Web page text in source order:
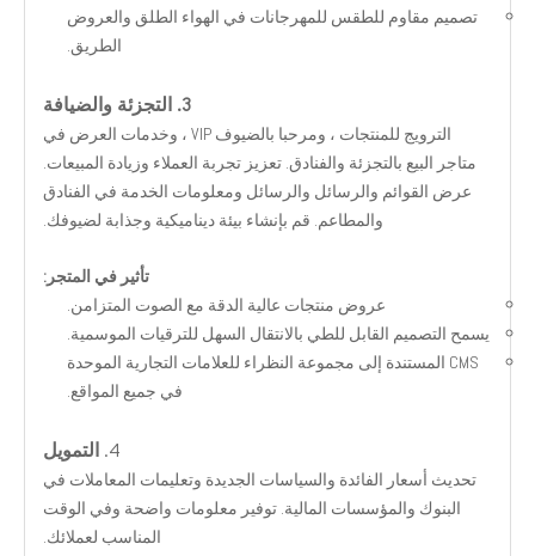
تصميم مقاوم للطقس للمهرجانات في الهواء الطلق والعروض
الطريق.
3. التجزئة والضيافة
الترويج للمنتجات ، ومرحبا بالضيوف VIP ، وخدمات العرض في
متاجر البيع بالتجزئة والفنادق. تعزيز تجربة العملاء وزيادة المبيعات.
عرض القوائم والرسائل والرسائل ومعلومات الخدمة في الفنادق
والمطاعم. قم بإنشاء بيئة ديناميكية وجذابة لضيوفك.
تأثير في المتجر:
عروض منتجات عالية الدقة مع الصوت المتزامن.
يسمح التصميم القابل للطي بالانتقال السهل للترقيات الموسمية.
CMS المستندة إلى مجموعة النظراء للعلامات التجارية الموحدة
في جميع المواقع.
4. التمويل
تحديث أسعار الفائدة والسياسات الجديدة وتعليمات المعاملات في
البنوك والمؤسسات المالية. توفير معلومات واضحة وفي الوقت
المناسب لعملائك.